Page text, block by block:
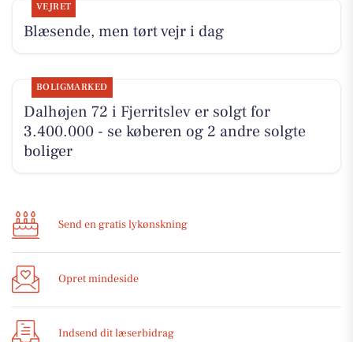
VEJRET
Blæsende, men tørt vejr i dag
BOLIGMARKED
Dalhøjen 72 i Fjerritslev er solgt for
3.400.000 - se køberen og 2 andre solgte
boliger
Send en gratis lykønskning
Opret mindeside
Indsend dit læserbidrag